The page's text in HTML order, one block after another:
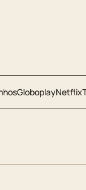
GloboplayNetflix